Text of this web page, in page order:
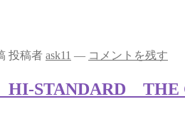
投稿者 ask11 — コメントを残す
HI-STANDARD